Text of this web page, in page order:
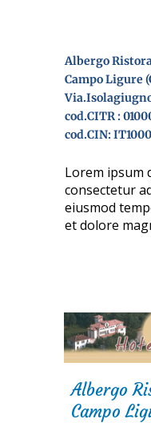
Albergo
Campo Ligure
cod.CITR :
cod.CIN:
Lorem ipsum
consectetur
eiusmod
et dolore
Albergo
Campo